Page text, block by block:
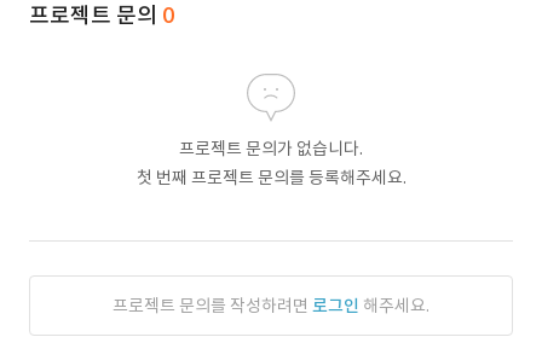
프로젝트 문의 0
프로젝트 문의가 없습니다.
첫 번째 프로젝트 문의를 등록해주세요.
프로젝트 문의를 작성하려면 로그인 해주세요.